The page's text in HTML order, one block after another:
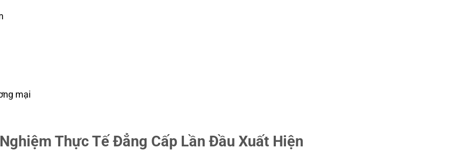
mại
Thực Tế Đẳng Cấp Lần Đầu Xuất Hiện